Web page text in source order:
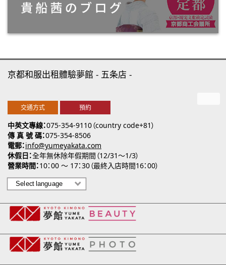
中英文專線 075-354-9110（country code+81）
傳 真 號 碼 075-354-8506
電郵 info@yumeyakata.com
休假日 全年無休除年假期間（12/31～1/3）
營業時間 10：00 ～ 17：30（最終入店時間16：00）
京都和服出租體驗夢館 五条店
交通方式 預約